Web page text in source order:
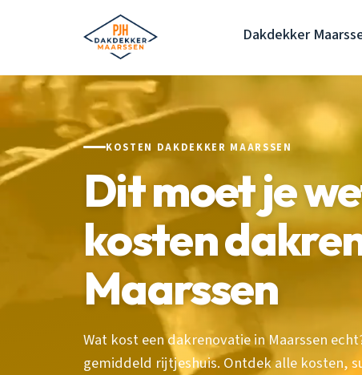
Dakdekker
KOSTEN DAKDEKKER MAARSSEN
Dit moet je
kosten
Maarssen
Wat kost een dakrenovatie in Maarssen
gemiddeld rijtjeshuis. Ontdek alle kosten,